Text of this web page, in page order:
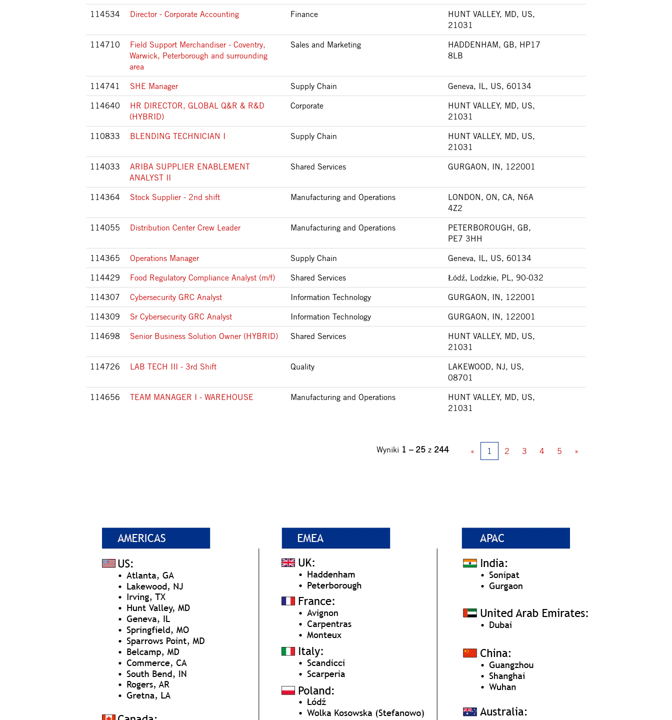
114534
Director - Corporate Accounting Finance
HUNT VALLEY, MD, US,
21031
114710
Field Support Merchandiser - Coventry,
Warwick, Peterborough and surrounding
area
Sales and Marketing
HADDENHAM, GB, HP17
8LB
114741 SHE Manager Supply Chain
Geneva, IL, US, 60134
114640
HR DIRECTOR, GLOBAL Q&R & R&D
(HYBRID)
Corporate
HUNT VALLEY, MD, US,
21031
110833
BLENDING TECHNICIAN I Supply Chain
HUNT VALLEY, MD, US,
21031
114033
ARIBA SUPPLIER ENABLEMENT
ANALYST II
Shared Services GURGAON, IN, 122001
114364 Stock Supplier - 2nd shift Manufacturing and Operations
LONDON, ON, CA, N6A
4Z2
114055
Distribution Center Crew Leader Manufacturing and Operations
PETERBOROUGH, GB,
PE7 3HH
114365
Operations Manager Supply Chain
Geneva, IL, US, 60134
114429
Food Regulatory Compliance Analyst (m/f) Shared Services
Łódź, Lodzkie, PL, 90-032
114307
Cybersecurity GRC Analyst Information Technology
GURGAON, IN, 122001
114309
Sr Cybersecurity GRC Analyst Information Technology
GURGAON, IN, 122001
114698
Senior Business Solution Owner (HYBRID) Shared Services
HUNT VALLEY, MD, US,
21031
114726
LAB TECH III - 3rd Shift Quality
LAKEWOOD, NJ, US,
08701
114656
TEAM MANAGER I - WAREHOUSE Manufacturing and Operations
HUNT VALLEY, MD, US,
21031
Wyniki 1 – 25 z 244 « 1 2 3 4 5 »